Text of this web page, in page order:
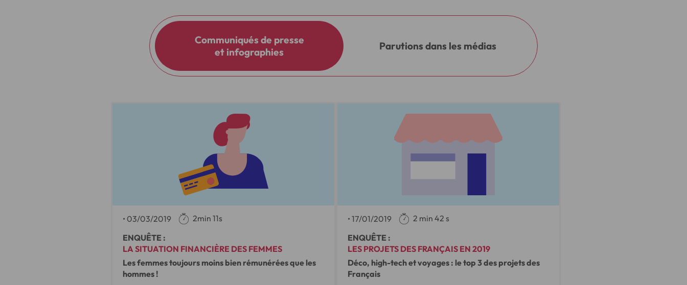
Communiqués de presse
et infographies
Parutions dans les médias
• 03/03/2019
2min 11s
ENQUÊTE :
LA SITUATION FINANCIÈRE DES FEMMES
Les femmes toujours moins bien rémunérées que les
hommes !
• 17/01/2019
2 min 42 s
ENQUÊTE :
LES PROJETS DES FRANÇAIS EN 2019
Déco, high-tech et voyages : le top 3 des projets des
Français